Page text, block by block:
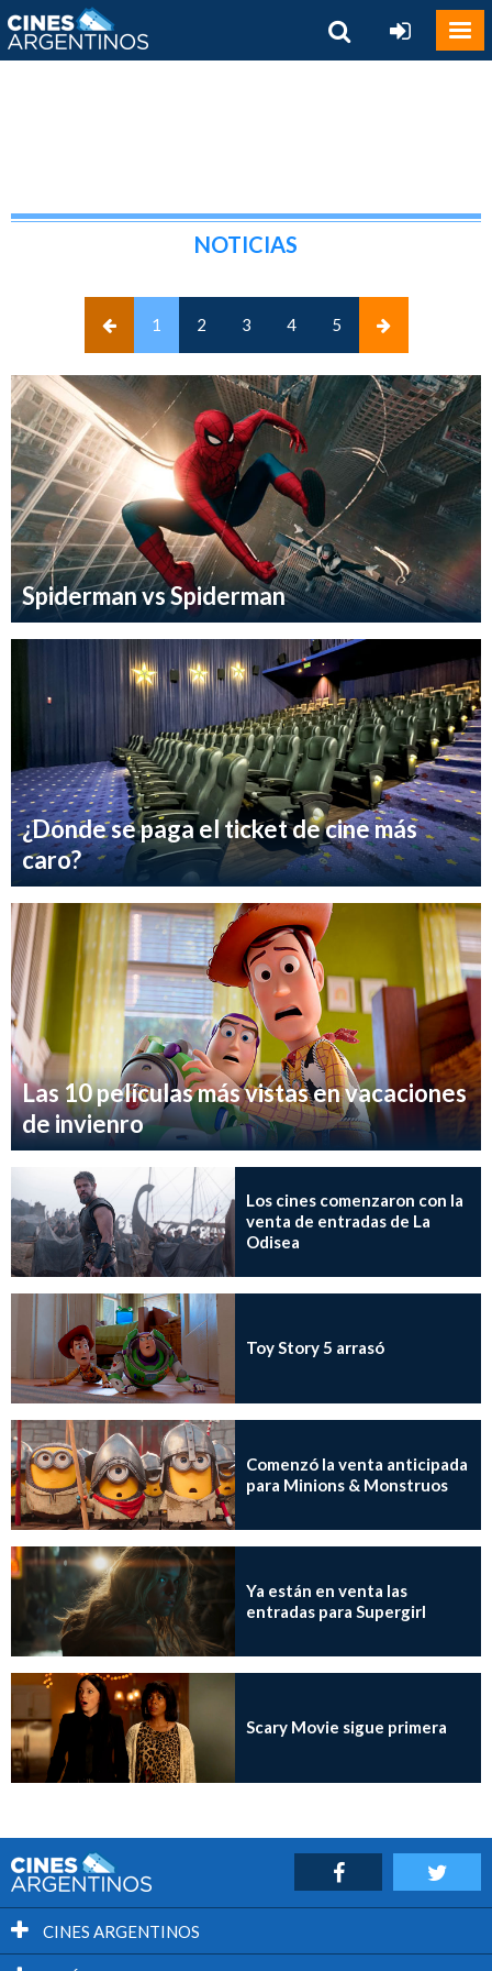
NOTICIAS
1 (current)
2 3 4 5
Spiderman vs Spiderman
¿Donde se paga el ticket de cine más
caro?
Las 10 películas más vistas en vacaciones
de invienro
Los cines comenzaron con la
venta de entradas de La
Odisea
Toy Story 5 arrasó
Comenzó la venta anticipada
para Minions & Monstruos
Ya están en venta las
entradas para Supergirl
Scary Movie sigue primera
CINES ARGENTINOS